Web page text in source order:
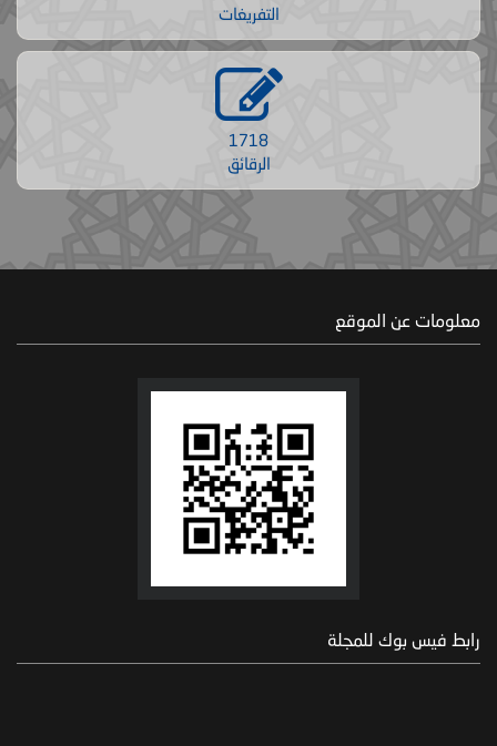
التفريغات
1718
الرقائق
معلومات عن الموقع
رابط فيس بوك للمجلة